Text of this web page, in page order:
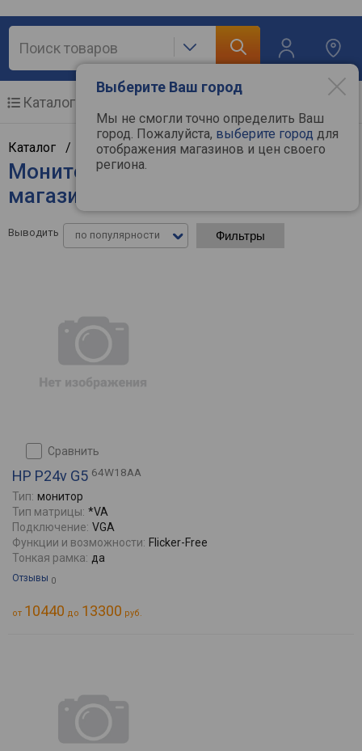
Выберите Ваш город
Мы не смогли точно определить Ваш
город. Пожалуйста, выберите город для
отображения магазинов и цен своего
региона.
Каталог
Каталог / Компьютерная техника/ Мониторы
Мониторы HP - цены в интернет-
магазинах
Выводить по популярности Фильтры
сравнить
HP P24v G5 64W18AA
Тип: монитор
Тип матрицы: *VA
Подключение: VGA
Функции и возможности: Flicker-Free
Тонкая рамка: да
Отзывы 0
от 10440 до 13300 руб.